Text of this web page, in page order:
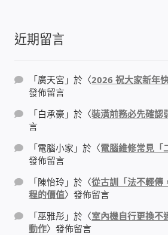
近期留言
「廣天宮 」於〈2026 祝大家新年
發佈留言
「白承豪 」於〈裝潢前務必先確認
言
「電腦小家 」於〈電腦維修常見「
發佈留言
「陳怡玲 」於〈從古訓「法不輕傳
程的價值〉發佈留言
「巫雅彤 」於〈室內機自行更換不
動作〉發佈留言